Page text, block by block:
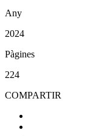
Any
2024
Pàgines
224
COMPARTIR